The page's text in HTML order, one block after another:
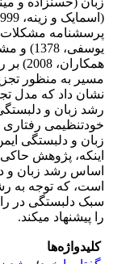
پرسشنامه مشکلات
یوسفی،
مسیر به منظور
نشان داد که مدل
رشد زبان و
خودتنظیمی رفتاری
زبان و دلبستگی
اینکه، پژوهش
اساس رشد زبان و
است، که توجه به
سبک دلبستگی در
را پیشنهاد می­کند.
کلیدواژه‌ها